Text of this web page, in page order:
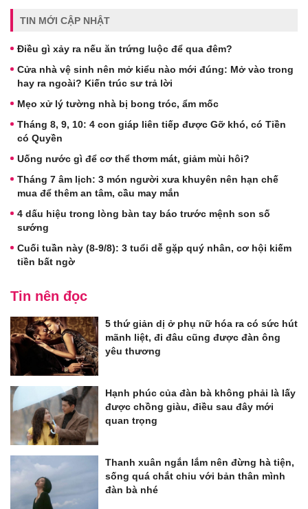
TIN MỚI CẬP NHẬT
Điều gì xảy ra nếu ăn trứng luộc để qua đêm?
Cửa nhà vệ sinh nên mở kiểu nào mới đúng: Mở vào trong
hay ra ngoài? Kiến trúc sư trả lời
Mẹo xử lý tường nhà bị bong tróc, ẩm mốc
Tháng 8, 9, 10: 4 con giáp liên tiếp được Gỡ khó, có Tiền
có Quyền
Uống nước gì để cơ thể thơm mát, giảm mùi hôi?
Tháng 7 âm lịch: 3 món người xưa khuyên nên hạn chế
mua để thêm an tâm, cầu may mắn
4 dấu hiệu trong lòng bàn tay báo trước mệnh son số
sướng
Cuối tuần này (8-9/8): 3 tuổi dễ gặp quý nhân, cơ hội kiếm
tiền bất ngờ
Tin nên đọc
5 thứ giản dị ở phụ nữ hóa ra có sức hút
mãnh liệt, đi đâu cũng được đàn ông
yêu thương
Hạnh phúc của đàn bà không phải là lấy
được chồng giàu, điều sau đây mới
quan trọng
Thanh xuân ngắn lắm nên đừng hà tiện,
sống quá chắt chiu với bản thân mình
đàn bà nhé